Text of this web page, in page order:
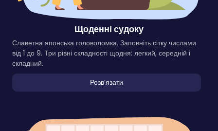
Щоденні судоку
Славетна японська головоломка. Заповніть сітку числами
від 1 до 9. Три рівні складності щодня: легкий, середній і
складний.
Розвʼязати